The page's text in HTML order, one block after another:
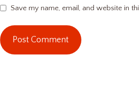
Save my name, email, and website in